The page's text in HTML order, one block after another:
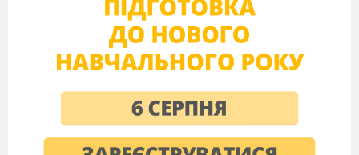
- Мудрые люди, между прочим, знают ответы
на все вопросы.
«Гопак»
- Так йому Бог велів. Син мій!
раніше було курица
-Араніше, голуба, усе було!